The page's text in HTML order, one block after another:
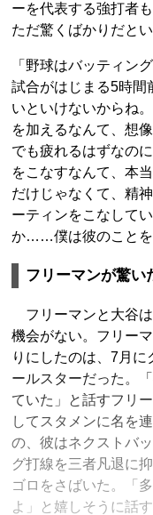
ーを代表する強打者
ただ驚くばかりだとい
「野球はバッティン
試合がはじまる5時間
いといけないからね
を加えるなんて、想
でも疲れるはずなの
をこなすなんて、本
だけじゃなくて、精
ーティンをこなして
か……僕は彼のことを
フリーマンが驚い
フリーマンと大谷
機会がない。フリー
りにしたのは、7月
ールスターだった。
ていた」と話すフリ
してスタメンに名を
の、彼はネクストバ
グ打線を三者凡退に
ゴロをさばいた。「
よ」と嬉しそうに話